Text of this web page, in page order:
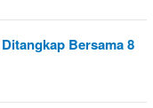
Bersama 8